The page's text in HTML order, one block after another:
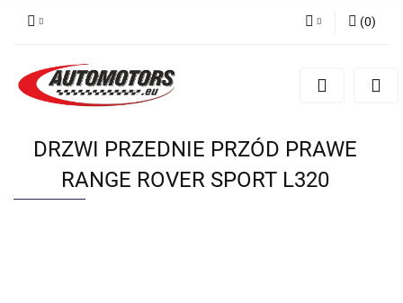
Zarejestruj się
(0)
DRZWI PRZEDNIE PRZÓD PRAWE
RANGE ROVER SPORT L320